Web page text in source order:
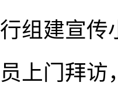
行组建宣传
员上门拜访